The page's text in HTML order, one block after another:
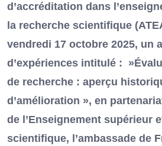
d’accréditation dans
la recherche scientifique
vendredi 17 octobre 2025, un
d’expériences intitulé :
de recherche : aperçu
d’amélioration », en
de l’Enseignement supérieur
scientifique, l’ambassade de